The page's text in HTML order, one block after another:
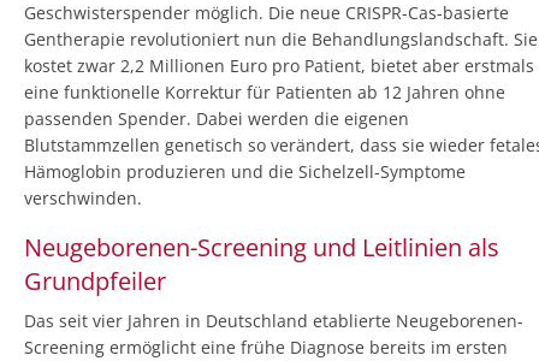
Geschwisterspender möglich. Die neue CRISPR-Cas-basierte
Gentherapie revolutioniert nun die Behandlungslandschaft. Sie
kostet zwar 2,2 Millionen Euro pro Patient, bietet aber erstmals
eine funktionelle Korrektur für Patienten ab 12 Jahren ohne
passenden Spender. Dabei werden die eigenen
Blutstammzellen genetisch so verändert, dass sie wieder
Hämoglobin produzieren und die Sichelzell-Symptome
verschwinden.
Neugeborenen-Screening und Leitlinien als
Grundpfeiler
Das seit vier Jahren in Deutschland etablierte Neugeborenen-
Screening ermöglicht eine frühe Diagnose bereits im ersten